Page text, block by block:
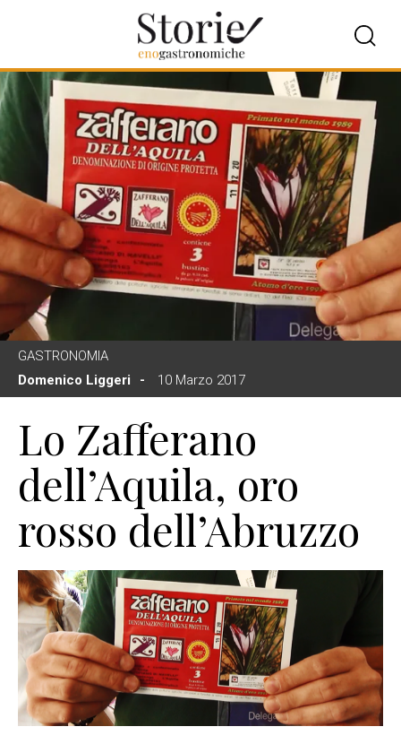
GASTRONOMIA
Domenico Liggeri
10 Marzo 2017
Lo Zafferano
dell’Aquila, oro
rosso dell’Abruzzo